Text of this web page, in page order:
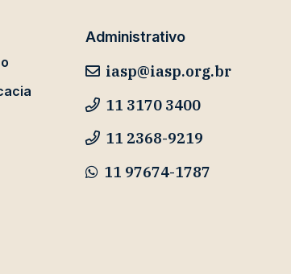
Administrativo
iasp@iasp.org.br
11 3170 3400
11 2368-9219
11 97674-1787